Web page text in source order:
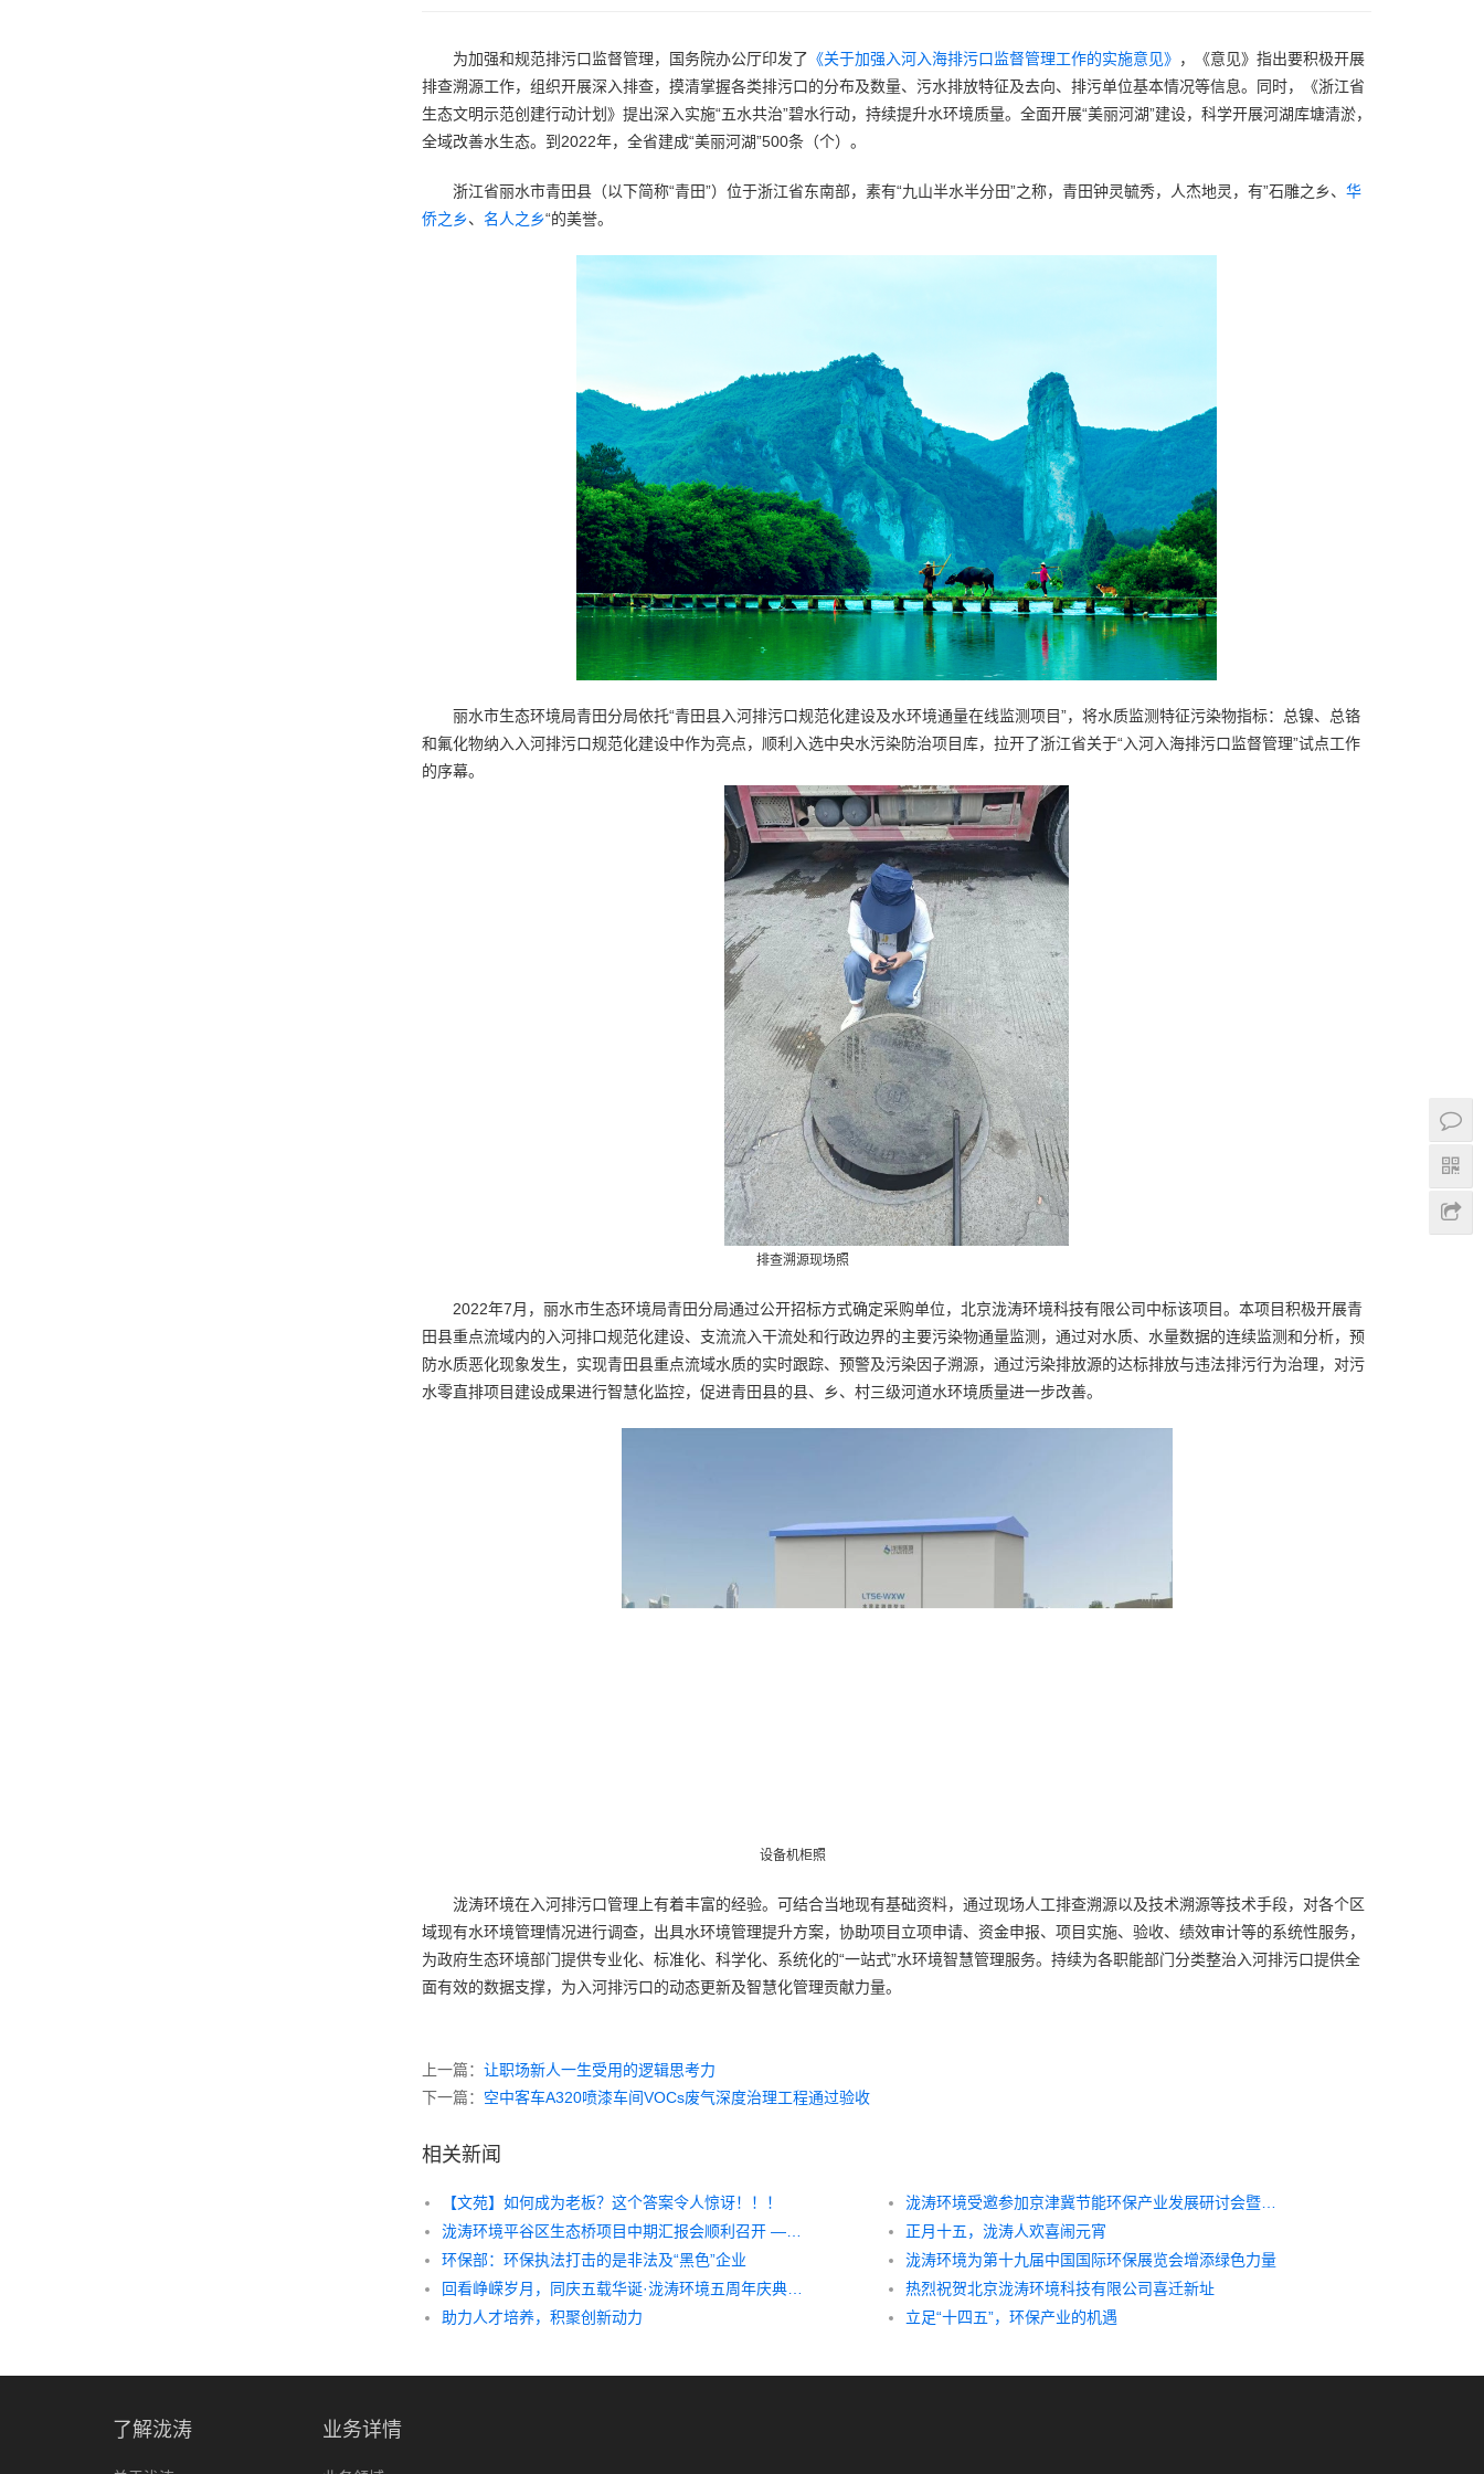
为加强和规范排污口监督管理，国务院办公厅印发了 《关于加强入河入海排污口监督管理工作的实施意见》 ，《意见》指出要积极开展
排查溯源工作，组织开展深入排查，摸清掌握各类排污口的分布及数量、污水排放特征及去向、排污单位基本情况等信息。同时，《浙江省
生态文明示范创建行动计划》提出深入实施“五水共治”碧水行动，持续提升水环境质量。全面开展“美丽河湖”建设，科学开展河湖库塘清淤，
全域改善水生态。到2022年，全省建成“美丽河湖”500条（个）。
浙江省丽水市青田县（以下简称“青田”）位于浙江省东南部，素有“九山半水半分田”之称，青田钟灵毓秀，人杰地灵，有”石雕之乡、 华
侨之乡、 名人之乡“的美誉。
丽水市生态环境局青田分局依托“青田县入河排污口规范化建设及水环境通量在线监测项目”，将水质监测特征污染物指标：总镍、总铬
和氟化物纳入入河排污口规范化建设中作为亮点，顺利入选中央水污染防治项目库，拉开了浙江省关于“入河入海排污口监督管理”试点工作
的序幕。
排查溯源现场照
2022年7月，丽水市生态环境局青田分局通过公开招标方式确定采购单位，北京泷涛环境科技有限公司中标该项目。本项目积极开展青
田县重点流域内的入河排口规范化建设、支流流入干流处和行政边界的主要污染物通量监测，通过对水质、水量数据的连续监测和分析，预
防水质恶化现象发生，实现青田县重点流域水质的实时跟踪、预警及污染因子溯源，通过污染排放源的达标排放与违法排污行为治理，对污
水零直排项目建设成果进行智慧化监控，促进青田县的县、乡、村三级河道水环境质量进一步改善。
设备机柜照
泷涛环境在入河排污口管理上有着丰富的经验。可结合当地现有基础资料，通过现场人工排查溯源以及技术溯源等技术手段，对各个区
域现有水环境管理情况进行调查，出具水环境管理提升方案，协助项目立项申请、资金申报、项目实施、验收、绩效审计等的系统性服务，
为政府生态环境部门提供专业化、标准化、科学化、系统化的“一站式”水环境智慧管理服务。持续为各职能部门分类整治入河排污口提供全
面有效的数据支撑，为入河排污口的动态更新及智慧化管理贡献力量。
上一篇： 让职场新人一生受用的逻辑思考力
下一篇： 空中客车A320喷漆车间VOCs废气深度治理工程通过验收
相关新闻
【文苑】如何成为老板？这个答案令人惊讶！！！
泷涛环境受邀参加京津冀节能环保产业发展研讨会暨“百进千”专场对接会
泷涛环境平谷区生态桥项目中期汇报会顺利召开 ——平谷区生态桥治理工程生态环境效益评估研究中期汇报会
正月十五，泷涛人欢喜闹元宵
环保部：环保执法打击的是非法及“黑色”企业
泷涛环境为第十九届中国国际环保展览会增添绿色力量
回看峥嵘岁月，同庆五载华诞·泷涛环境五周年庆典隆重举办
热烈祝贺北京泷涛环境科技有限公司喜迁新址
助力人才培养，积聚创新动力
立足“十四五”，环保产业的机遇
了解泷涛 业务详情